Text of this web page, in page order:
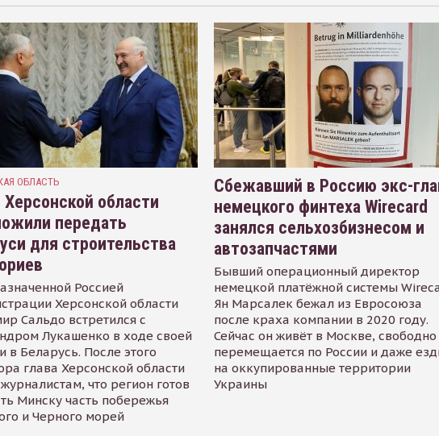
ОБЛАСТЬ
Херсонской области
передать
для строительства
Россией
Херсонской области
Сальдо встретился с
Лукашенко в ходе своей
в Беларусь. После этого
глава Херсонской области
что регион готов
Минску часть побережья
и Черного морей
Сбежавший в Россию экс-
немецкого финтеха Wirecard
занялся сельхозбизнесом и
автозапчастями
Бывший операционный директор
немецкой платёжной системы
Ян Марсалек бежал из Евросоюза
после краха компании в 2020 году.
Сейчас он живёт в Москве, свободно
перемещается по России и даже
на оккупированные территории
Украины